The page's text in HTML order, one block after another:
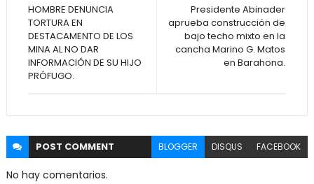
Presidente Abinader
aprueba construcción de
bajo techo mixto en la
cancha Marino G. Matos
en Barahona.
HOMBRE DENUNCIA
TORTURA EN
DESTACAMENTO DE LOS
MINA AL NO DAR
INFORMACIÓN DE SU HIJO
PRÓFUGO.
POST COMMENT BLOGGER DISQUS FACEBOOK
No hay comentarios.